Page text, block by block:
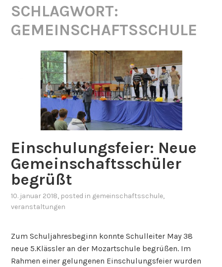
SCHLAGWORT:
GEMEINSCHAFTSSCHULE
Einschulungsfeier: Neue
Gemeinschaftsschüler
begrüßt
10. januar 2018, posted in gemeinschaftsschule,
veranstaltungen
Zum Schuljahresbeginn konnte Schulleiter May 38
neue 5.Klässler an der Mozartschule begrüßen. Im
Rahmen einer gelungenen Einschulungsfeier wurden